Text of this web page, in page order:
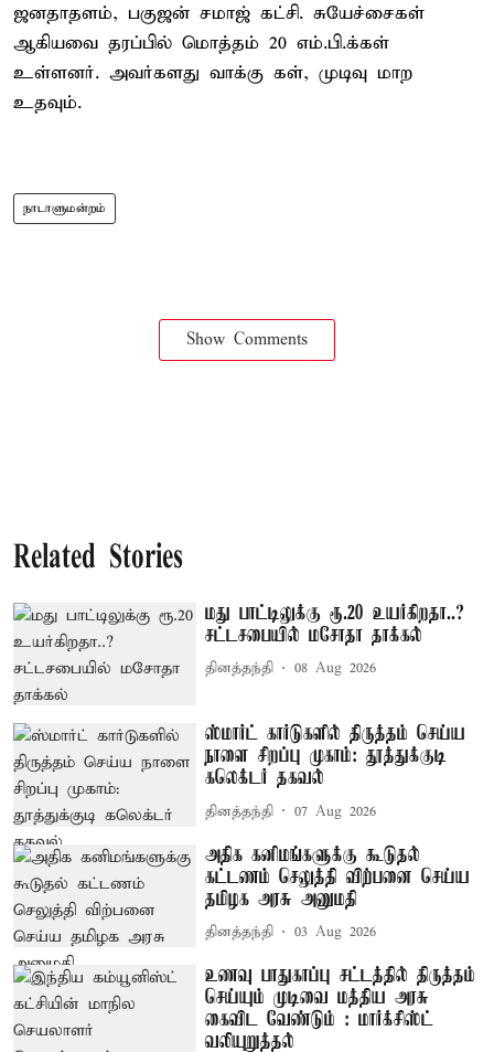
ஜனதாதளம், பகுஜன் சமாஜ் கட்சி. சுயேச்சைகள்
ஆகியவை தரப்பில் மொத்தம் 20 எம்.பி.க்கள்
உள்ளனர். அவர்களது வாக்கு கள், முடிவு மாற
உதவும்.
நாடாளுமன்றம்
Show Comments
Related Stories
மது பாட்டிலுக்கு ரூ.20 உயர்கிறதா..?
சட்டசபையில் மசோதா தாக்கல்
தினத்தந்தி 08 Aug 2026
ஸ்மார்ட் கார்டுகளில் திருத்தம் செய்ய
நாளை சிறப்பு முகாம்: தூத்துக்குடி
கலெக்டர் தகவல்
தினத்தந்தி 07 Aug 2026
அதிக கனிமங்களுக்கு கூடுதல்
கட்டணம் செலுத்தி விற்பனை செய்ய
தமிழக அரசு அனுமதி
தினத்தந்தி 03 Aug 2026
உணவு பாதுகாப்பு சட்டத்தில் திருத்தம்
செய்யும் முடிவை மத்திய அரசு
கைவிட வேண்டும் : மார்க்சிஸ்ட்
வலியுறுத்தல்